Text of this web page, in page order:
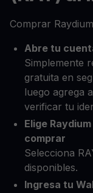
Comprar
Abre tu
Simplemente
gratuita en
luego agrega
verificar tu
Elige
comprar
Selecciona
disponibles.
Ingresa tu